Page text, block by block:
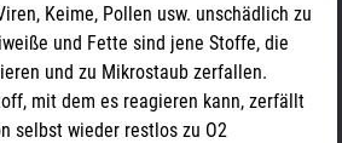
Keime, Pollen usw. unschädlich zu
und Fette sind jene Stoffe, die
und zu Mikrostaub zerfallen.
mit dem es reagieren kann, zerfällt
selbst wieder restlos zu O2